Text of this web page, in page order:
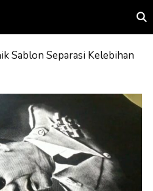
Sablon Separasi Kelebihan